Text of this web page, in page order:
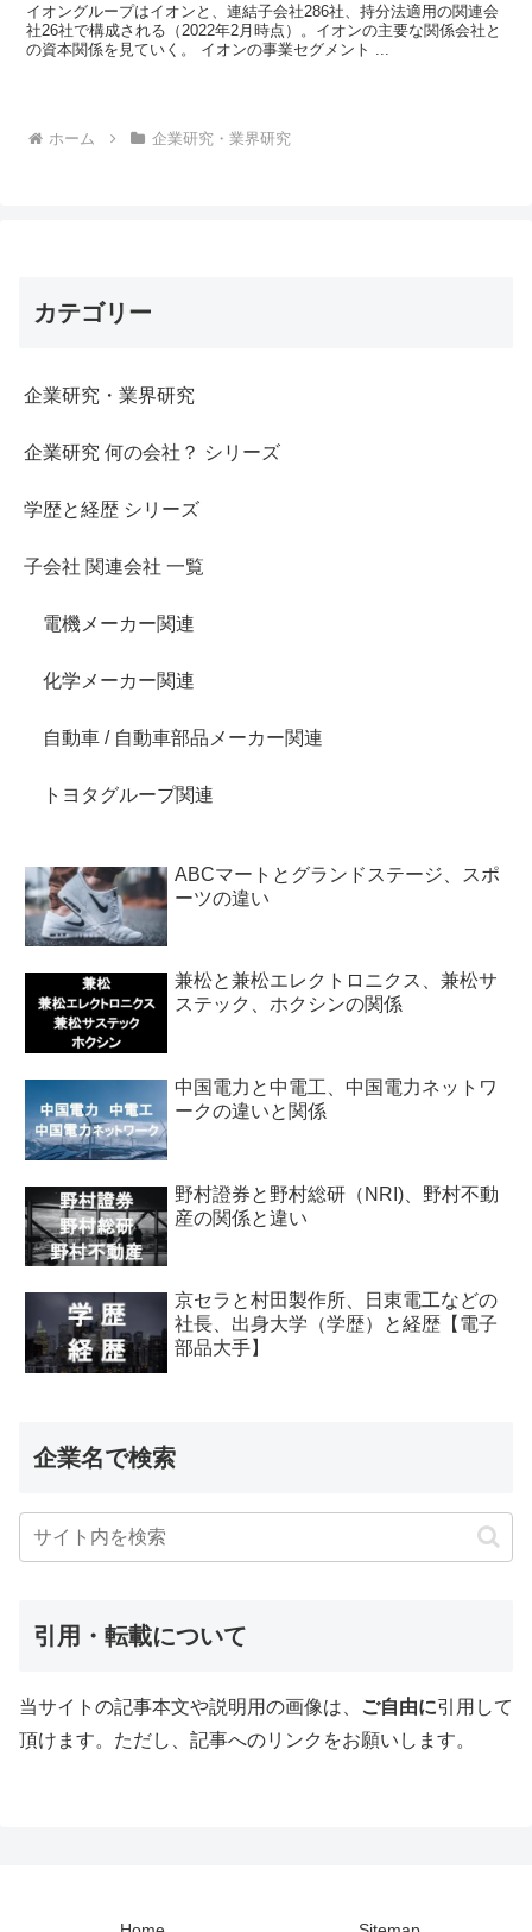
イオングループはイオンと、連結子会社286社、持分法適用の関連会
社26社で構成される（2022年2月時点）。イオンの主要な関係会社と
の資本関係を見ていく。 イオンの事業セグメント ...
ホーム 企業研究・業界研究
カテゴリー
企業研究・業界研究
企業研究 何の会社？ シリーズ
学歴と経歴 シリーズ
子会社 関連会社 一覧
電機メーカー関連
化学メーカー関連
自動車 / 自動車部品メーカー関連
トヨタグループ関連
ABCマートとグランドステージ、スポ
ーツの違い
兼松と兼松エレクトロニクス、兼松サ
ステック、ホクシンの関係
中国電力と中電工、中国電力ネットワ
ークの違いと関係
野村證券と野村総研（NRI)、野村不動
産の関係と違い
京セラと村田製作所、日東電工などの
社長、出身大学（学歴）と経歴【電子
部品大手】
企業名で検索
引用・転載について
当サイトの記事本文や説明用の画像は、 ご自由に引用して
頂けます。ただし、記事へのリンクをお願いします。